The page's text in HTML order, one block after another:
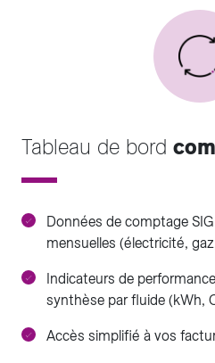
Tableau de bord
Données de comptage
mensuelles (électricité,
Indicateurs de
synthèse par fluide (kWh,
Accès simplifié à vos